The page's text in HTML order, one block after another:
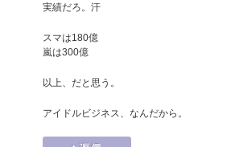
実績だろ。汗
スマは180億
嵐は300億
以上、だと思う。
アイドルビジネス、なんだから。